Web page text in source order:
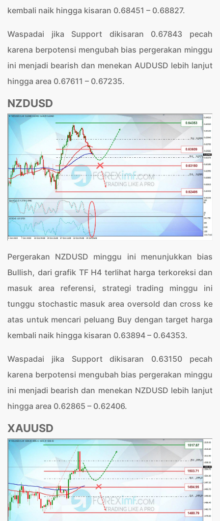
kembali naik hingga kisaran 0.68451 – 0.68827.
Waspadai jika Support dikisaran 0.67843 pecah
karena berpotensi mengubah bias pergerakan minggu
ini menjadi bearish dan menekan AUDUSD lebih lanjut
hingga area 0.67611 – 0.67235.
NZDUSD
Pergerakan NZDUSD minggu ini menunjukkan bias
Bullish, dari grafik TF H4 terlihat harga terkoreksi dan
masuk area referensi, strategi trading minggu ini
tunggu stochastic masuk area oversold dan cross ke
atas untuk mencari peluang Buy dengan target harga
kembali naik hingga kisaran 0.63894 – 0.64353.
Waspadai jika Support dikisaran 0.63150 pecah
karena berpotensi mengubah bias pergerakan minggu
ini menjadi bearish dan menekan NZDUSD lebih lanjut
hingga area 0.62865 – 0.62406.
XAUUSD